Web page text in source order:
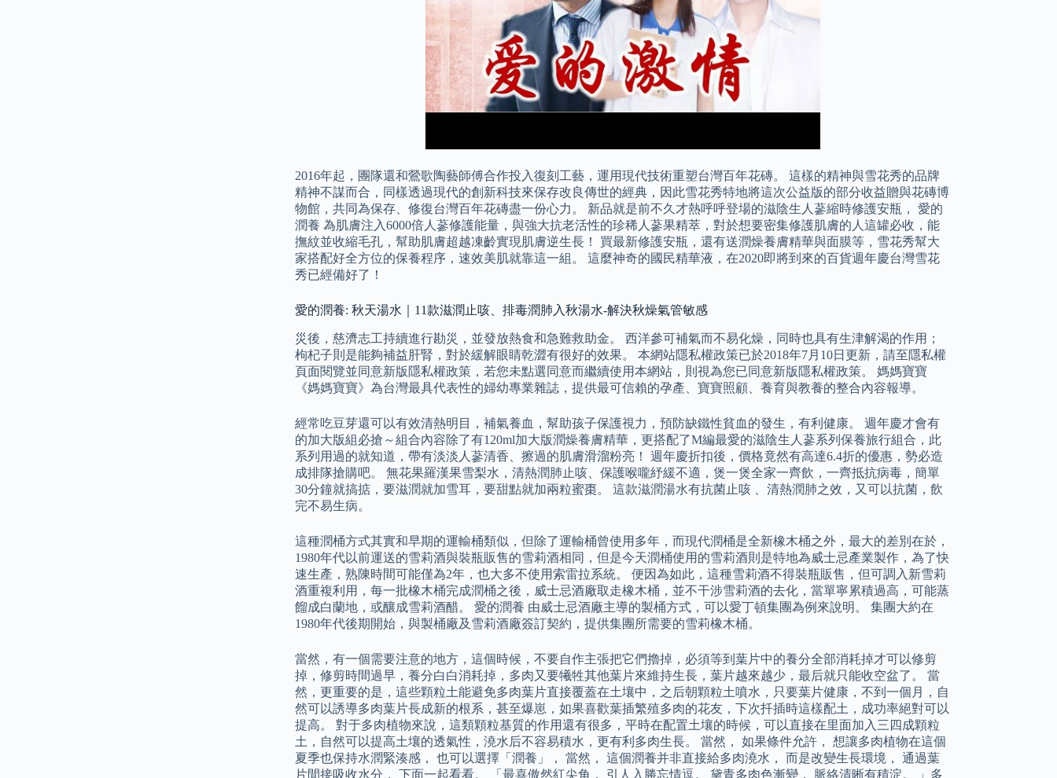
2016年起，團隊還和鶯歌陶藝師傅合作投入復刻工藝，運用現代技術重塑台灣百年花磚。 這樣的精神與雪花秀的品牌
精神不謀而合，同樣透過現代的創新科技來保存改良傳世的經典，因此雪花秀特地將這次公益版的部分收益贈與花磚博
物館，共同為保存、修復台灣百年花磚盡一份心力。 新品就是前不久才熱呼呼登場的滋陰生人蔘縮時修護安瓶， 愛的
潤養 為肌膚注入6000倍人蔘修護能量，與強大抗老活性的珍稀人蔘果精萃，對於想要密集修護肌膚的人這罐必收，能
撫紋並收縮毛孔，幫助肌膚超越凍齡實現肌膚逆生長！ 買最新修護安瓶，還有送潤燥養膚精華與面膜等，雪花秀幫大
家搭配好全方位的保養程序，速效美肌就靠這一組。 這麼神奇的國民精華液，在2020即將到來的百貨週年慶台灣雪花
秀已經備好了！
愛的潤養: 秋天湯水｜11款滋潤止咳、排毒潤肺入秋湯水-解決秋燥氣管敏感
災後，慈濟志工持續進行勘災，並發放熱食和急難救助金。 西洋參可補氣而不易化燥，同時也具有生津解渴的作用；
枸杞子則是能夠補益肝腎，對於緩解眼睛乾澀有很好的效果。 本網站隱私權政策已於2018年7月10日更新，請至隱私權
頁面閱覽並同意新版隱私權政策，若您未點選同意而繼續使用本網站，則視為您已同意新版隱私權政策。 媽媽寶寶
《媽媽寶寶》為台灣最具代表性的婦幼專業雜誌，提供最可信賴的孕產、寶寶照顧、養育與教養的整合內容報導。
經常吃豆芽還可以有效清熱明目，補氣養血，幫助孩子保護視力，預防缺鐵性貧血的發生，有利健康。 週年慶才會有
的加大版組必搶～組合內容除了有120ml加大版潤燥養膚精華，更搭配了M編最愛的滋陰生人蔘系列保養旅行組合，此
系列用過的就知道，帶有淡淡人蔘清香、擦過的肌膚滑溜粉亮！ 週年慶折扣後，價格竟然有高達6.4折的優惠，勢必造
成排隊搶購吧。 無花果羅漢果雪梨水，清熱潤肺止咳、保護喉嚨紓緩不適，煲一煲全家一齊飲，一齊抵抗病毒，簡單
30分鐘就搞掂，要滋潤就加雪耳，要甜點就加兩粒蜜棗。 這款滋潤湯水有抗菌止咳 、清熱潤肺之效，又可以抗菌，飲
完不易生病。
這種潤桶方式其實和早期的運輸桶類似，但除了運輸桶曾使用多年，而現代潤桶是全新橡木桶之外，最大的差別在於，
1980年代以前運送的雪莉酒與裝瓶販售的雪莉酒相同，但是今天潤桶使用的雪莉酒則是特地為威士忌產業製作，為了快
速生產，熟陳時間可能僅為2年，也大多不使用索雷拉系統。 便因為如此，這種雪莉酒不得裝瓶販售，但可調入新雪莉
酒重複利用，每一批橡木桶完成潤桶之後，威士忌酒廠取走橡木桶，並不干涉雪莉酒的去化，當單寧累積過高，可能蒸
餾成白蘭地，或釀成雪莉酒醋。 愛的潤養 由威士忌酒廠主導的製桶方式，可以愛丁頓集團為例來說明。 集團大約在
1980年代後期開始，與製桶廠及雪莉酒廠簽訂契約，提供集團所需要的雪莉橡木桶。
當然，有一個需要注意的地方，這個時候，不要自作主張把它們擼掉，必須等到葉片中的養分全部消耗掉才可以修剪
掉，修剪時間過早，養分白白消耗掉，多肉又要犧牲其他葉片來維持生長，葉片越來越少，最后就只能收空盆了。 當
然，更重要的是，這些顆粒土能避免多肉葉片直接覆蓋在土壤中，之后朝顆粒土噴水，只要葉片健康，不到一個月，自
然可以誘導多肉葉片長成新的根系，甚至爆崽，如果喜歡葉插繁殖多肉的花友，下次扦插時這樣配土，成功率絕對可以
提高。 對于多肉植物來說，這類顆粒基質的作用還有很多，平時在配置土壤的時候，可以直接在里面加入三四成顆粒
土，自然可以提高土壤的透氣性，澆水后不容易積水，更有利多肉生長。 當然， 如果條件允許， 想讓多肉植物在這個
夏季也保持水潤緊湊感， 也可以選擇「潤養」， 當然， 這個潤養并非直接給多肉澆水， 而是改變生長環境， 通過葉
片間接吸收水分， 下面一起看看。 「最喜傲然紅尖角， 引人入勝忘情逗。 黛青多肉色漸變， 脈絡清晰有積淀。 」多